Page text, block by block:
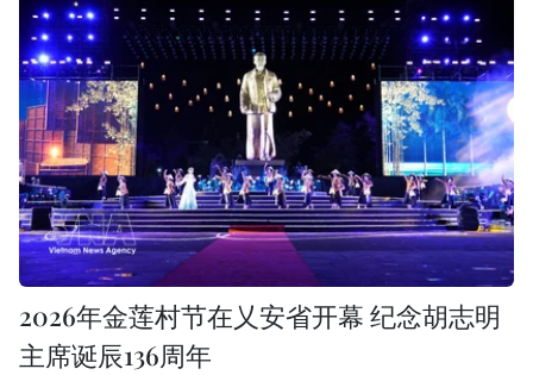
2026年金莲村节在乂安省开幕 纪念胡志明
主席诞辰136周年